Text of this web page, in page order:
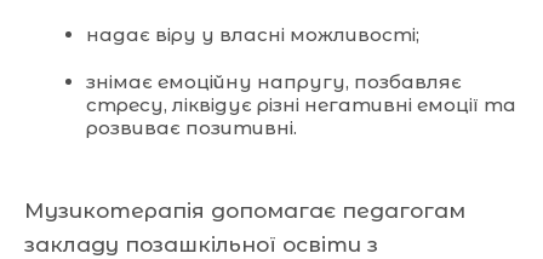
надає віру у власні можливості;
знімає емоційну напругу, позбавляє
стресу, ліквідує різні негативні емоції та
розвиває позитивні.
Музикотерапія допомагає педагогам
закладу позашкільної освіти з